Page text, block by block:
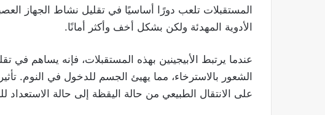
المستقبلات تلعب دورًا أساسيًا في تقليل نشاط الجهاز
الأدوية المهدئة ولكن بشكل أخف وأكثر أمانًا.
عندما يرتبط الأبيجينين بهذه المستقبلات، فإنه يساهم في
الشعور بالاسترخاء، مما يهيئ الجسم للدخول في النوم.
على الانتقال الطبيعي من حالة اليقظة إلى حالة الاستعداد